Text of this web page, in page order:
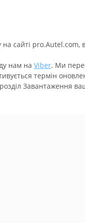
на сайті
нам на Viber. Ми
термін
Завантаження